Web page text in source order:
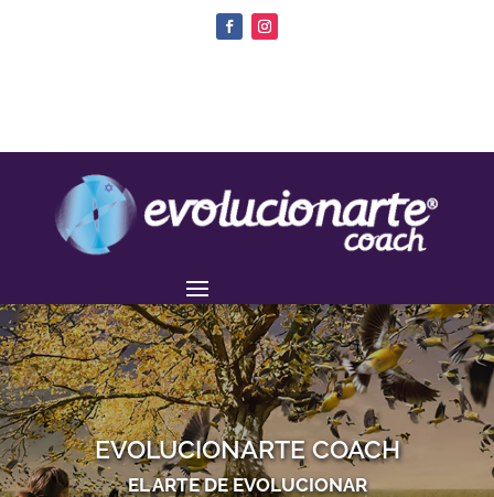
EVOLUCIONARTE COACH
EL ARTE DE EVOLUCIONAR